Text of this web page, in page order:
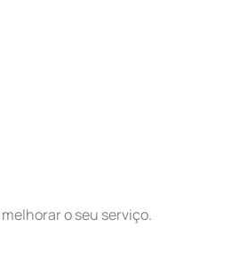
o seu serviço.